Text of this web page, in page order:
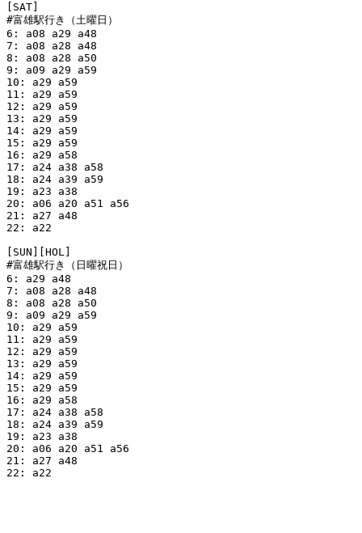
[SAT]
#富雄駅行き（土曜日）
6: a08 a29 a48
7: a08 a28 a48
8: a08 a28 a50
9: a09 a29 a59
10: a29 a59
11: a29 a59
12: a29 a59
13: a29 a59
14: a29 a59
15: a29 a59
16: a29 a58
17: a24 a38 a58
18: a24 a39 a59
19: a23 a38
20: a06 a20 a51 a56
21: a27 a48
22: a22
[SUN][HOL]
#富雄駅行き（日曜祝日）
6: a29 a48
7: a08 a28 a48
8: a08 a28 a50
9: a09 a29 a59
10: a29 a59
11: a29 a59
12: a29 a59
13: a29 a59
14: a29 a59
15: a29 a59
16: a29 a58
17: a24 a38 a58
18: a24 a39 a59
19: a23 a38
20: a06 a20 a51 a56
21: a27 a48
22: a22